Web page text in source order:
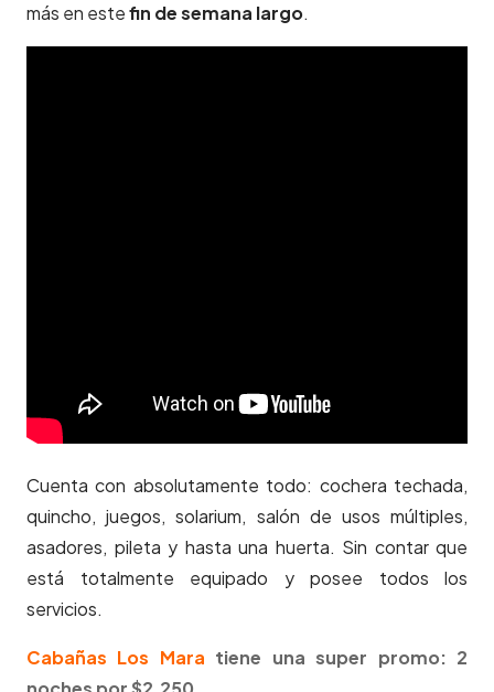
más en estefin de semana largo.
Cuenta con absolutamente todo: cochera techada,
quincho, juegos, solarium, salón de usos múltiples,
asadores, pileta y hasta una huerta. Sin contar que
está totalmente equipado y posee todos los
servicios.
Cabañas Los Mara tiene una super promo: 2